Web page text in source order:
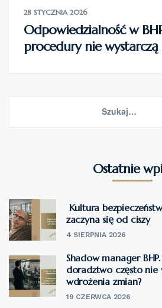
28 STYCZNIA 2026
Odpowiedzialność w
procedury nie wystarczą
Ostatnie
Kultura
zaczyna się od ciszy
4 SIERPNIA 2026
Shadow manager
doradztwo często nie
wdrożenia zmian?
19 CZERWCA 2026